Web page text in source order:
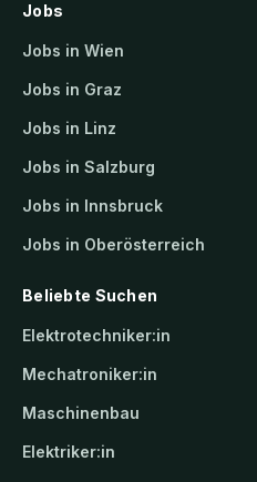
Jobs
Jobs in Wien
Jobs in Graz
Jobs in Linz
Jobs in Salzburg
Jobs in Innsbruck
Jobs in Oberösterreich
Beliebte Suchen
Elektrotechniker:in
Mechatroniker:in
Maschinenbau
Elektriker:in